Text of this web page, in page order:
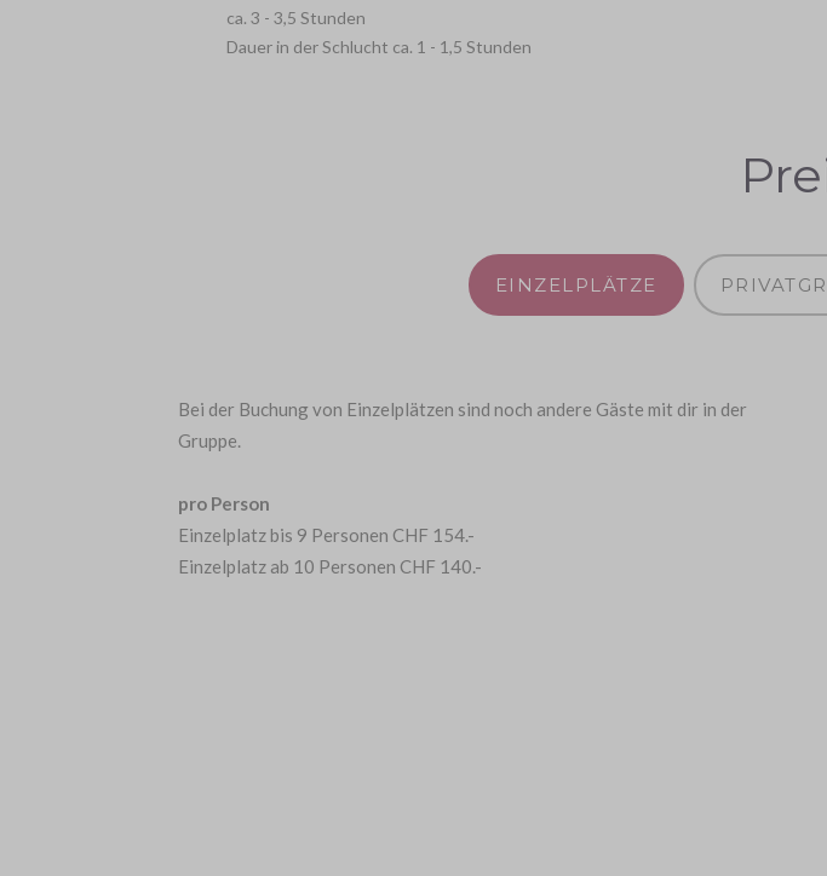
ca. 3 - 3,5 Stunden
Dauer in der Schlucht ca. 1 - 1,5 Stunden
EINZELPLÄTZE
Bei der Buchung von Einzelplätzen sind noch andere Gäste mit dir in der
Gruppe.
pro Person
Einzelplatz bis 9 Personen CHF 154.-
Einzelplatz ab 10 Personen CHF 140.-